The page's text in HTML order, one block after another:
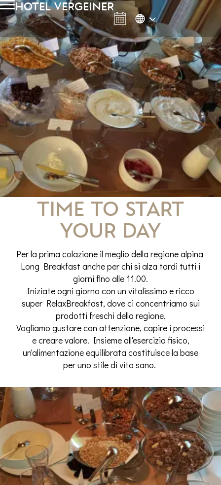
hotel vergeiner
Time to Start
your day
Per la prima colazione il meglio della regione alpina
Long Breakfast anche per chi si alza tardi tutti i
giorni fino alle 11.00.
Iniziate ogni giorno con un vitalissimo e ricco
super RelaxBreakfast, dove ci concentriamo sui
prodotti freschi della regione.
Vogliamo gustare con attenzione, capire i processi
e creare valore. Insieme all'esercizio fisico,
un'alimentazione equilibrata costituisce la base
per uno stile di vita sano.